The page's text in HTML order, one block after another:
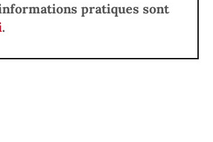
pratiques sont
.